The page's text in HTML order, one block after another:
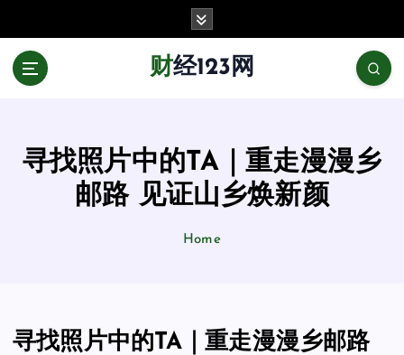
财经123网
寻找照片中的TA｜重走漫漫乡
邮路 见证山乡焕新颜
Home
寻找照片中的TA｜重走漫漫乡邮路